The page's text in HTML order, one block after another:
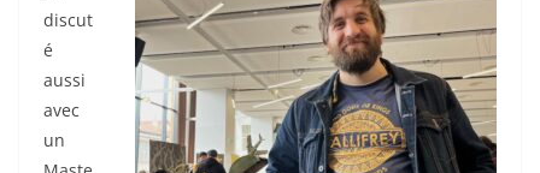
discut
é
aussi
avec
un